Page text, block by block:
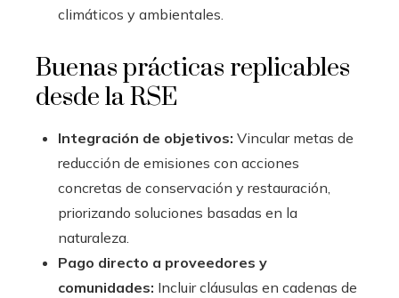
climáticos y ambientales.
Buenas prácticas replicables
desde la RSE
Integración de objetivos: Vincular metas de
reducción de emisiones con acciones
concretas de conservación y restauración,
priorizando soluciones basadas en la
naturaleza.
Pago directo a proveedores y
comunidades: Incluir cláusulas en cadenas de